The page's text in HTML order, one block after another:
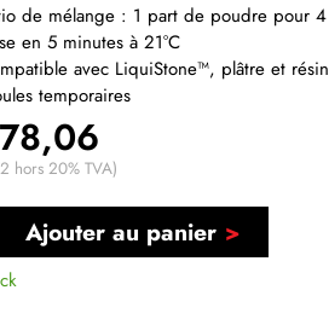
de mélange : 1 part de poudre pour
en 5 minutes à 21°C
avec LiquiStone™, plâtre et
temporaires
hors 20% TVA)
Ajouter au panier